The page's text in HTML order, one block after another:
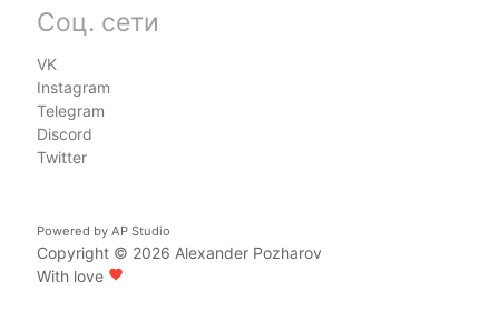
Соц. сети
VK
Instagram
Telegram
Discord
Twitter
Powered by AP Studio
Copyright © 2026 Alexander Pozharov
With love favorite